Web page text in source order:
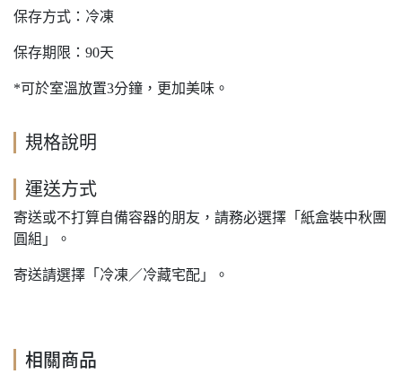
保存方式：冷凍
保存期限：90天
*可於室溫放置3分鐘，更加美味。
規格說明
運送方式
寄送或不打算自備容器的朋友，請務必選擇「紙盒裝中秋團
圓組」。
寄送請選擇「冷凍／冷藏宅配」。
相關商品